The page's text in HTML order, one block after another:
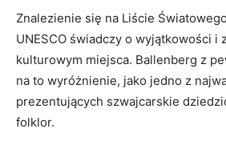
Znalezienie się na Liście
UNESCO świadczy o wyjątkowości i
kulturowym miejsca. Ballenberg z
na to wyróżnienie, jako jedno z
prezentujących szwajcarskie
folklor.